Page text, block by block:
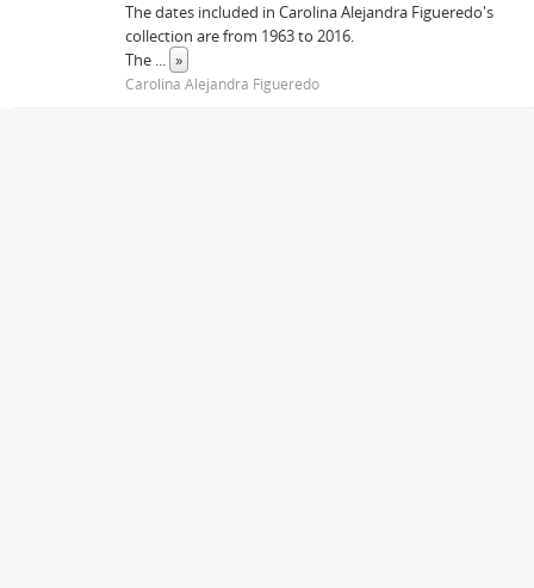
The dates included in Carolina Alejandra Figueredo's
collection are from 1963 to 2016.
The ... »
Carolina Alejandra Figueredo